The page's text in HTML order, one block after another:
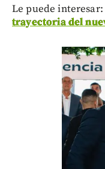
Le puede interesar:
trayectoria del